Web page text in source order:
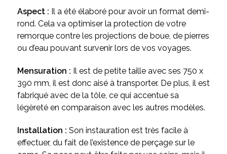
Aspect : Il a été élaboré pour avoir un format demi-
rond. Cela va optimiser la protection de votre
remorque contre les projections de boue, de pierres
ou d’eau pouvant survenir lors de vos voyages.
Mensuration : Il est de petite taille avec ses 750 x
390 mm, il est donc aisé à transporter. De plus, il est
fabriqué avec de la tôle, ce qui accentue sa
légèreté en comparaison avec les autres modèles.
Installation : Son instauration est très facile à
effectuer, du fait de l’existence de perçage sur le